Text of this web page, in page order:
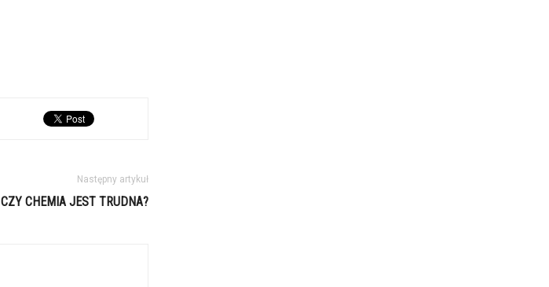
Następny artykuł
CZY CHEMIA JEST TRUDNA?